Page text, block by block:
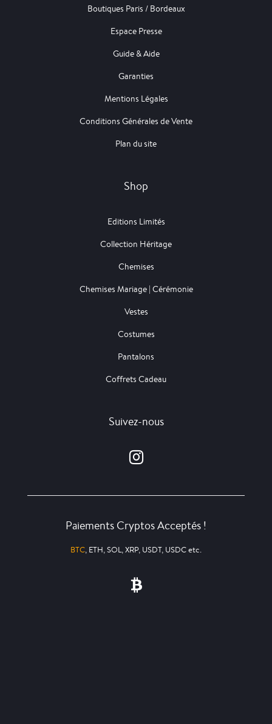
Boutiques Paris / Bordeaux
Espace Presse
Guide & Aide
Garanties
Mentions Légales
Conditions Générales de Vente
Plan du site
Shop
Editions Limités
Collection Héritage
Chemises
Chemises Mariage | Cérémonie
Vestes
Costumes
Pantalons
Coffrets Cadeau
Suivez-nous
Paiements Cryptos Acceptés !
BTC, ETH, SOL, XRP, USDT, USDC etc.